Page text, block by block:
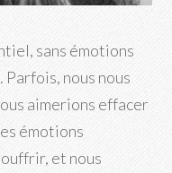
sans émotions
nous nous
aimerions effacer
émotions
et nous